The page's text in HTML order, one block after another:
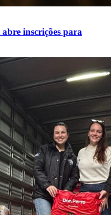
inscrições para